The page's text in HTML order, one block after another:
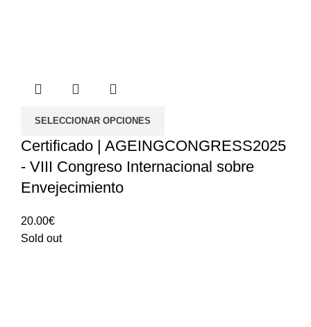
SELECCIONAR OPCIONES
Certificado | AGEINGCONGRESS2025
- VIII Congreso Internacional sobre
Envejecimiento
20.00€
Sold out